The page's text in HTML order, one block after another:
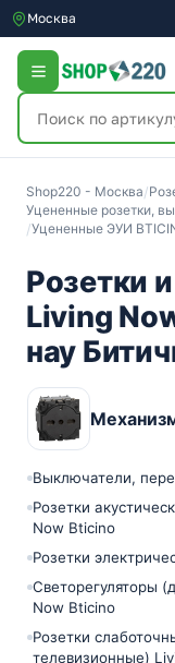
Москва
Shop220 - Москва/
Уцененные розетки,
/Уцененные ЭУИ
Розетки
Living
нау
Выключатели,
Розетки
Now Bticino
Розетки
Светорегуляторы
Now Bticino
Розетки
телевизионные)